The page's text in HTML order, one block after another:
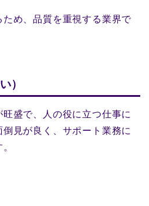
め、品質を重視する業界で
）
盛で、人の役に立つ仕事に
見が良く、サポート業務に